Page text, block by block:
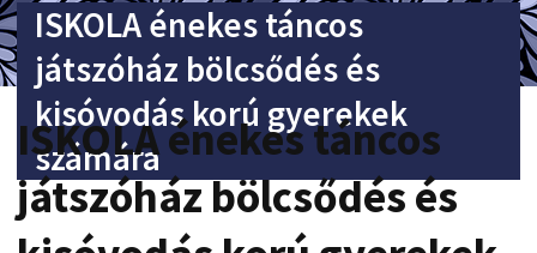
ISKOLA énekes táncos
játszóház bölcsődés és
kisóvodás korú gyerekek
számára
ISKOLA énekes táncos
játszóház bölcsődés és